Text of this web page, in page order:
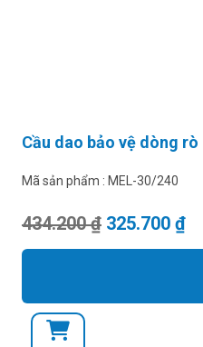
Cầu dao bảo vệ dòng
Mã sản phẩm : MEL-30/240
434.200₫ Giá gốc là:
325.700 ₫